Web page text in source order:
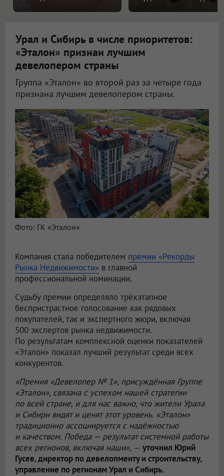
Урал и Сибирь в числе приоритетов:
«Эталон» признан лучшим
девелопером страны
Группа «Эталон» во второй раз за четыре года
признана лучшим девелопером страны.
Фото: ГК «Эталон»
Компания стала победителем премии «Рекорды
Рынка Недвижимости» в главной
профессиональной номинации.
Судьбу премии определяло трёхэтапное
беспристрастное голосование как рядовых
покупателей, так и экспертного жюри, включая
500 экспертов рынка недвижимости.
По результатам комплексной оценки показателей
«Эталон» показал лучший результат среди всех
конкурентов.
«Премия «Девелопер № 1», присуждённая Группе
«Эталон», связана с успехом нашей стратегии
по всей стране, и для нас важно, что жители Урала
и Сибири видят и ценят этот уровень. «Эталон»
традиционно ассоциируется с надёжностью
и качеством. Победа — результат системной работы
всех регионов, включая наши», — уточнил Юрий
Гусев, директор по девелопменту и строительству,
управление по регионам Урал и Сибирь.